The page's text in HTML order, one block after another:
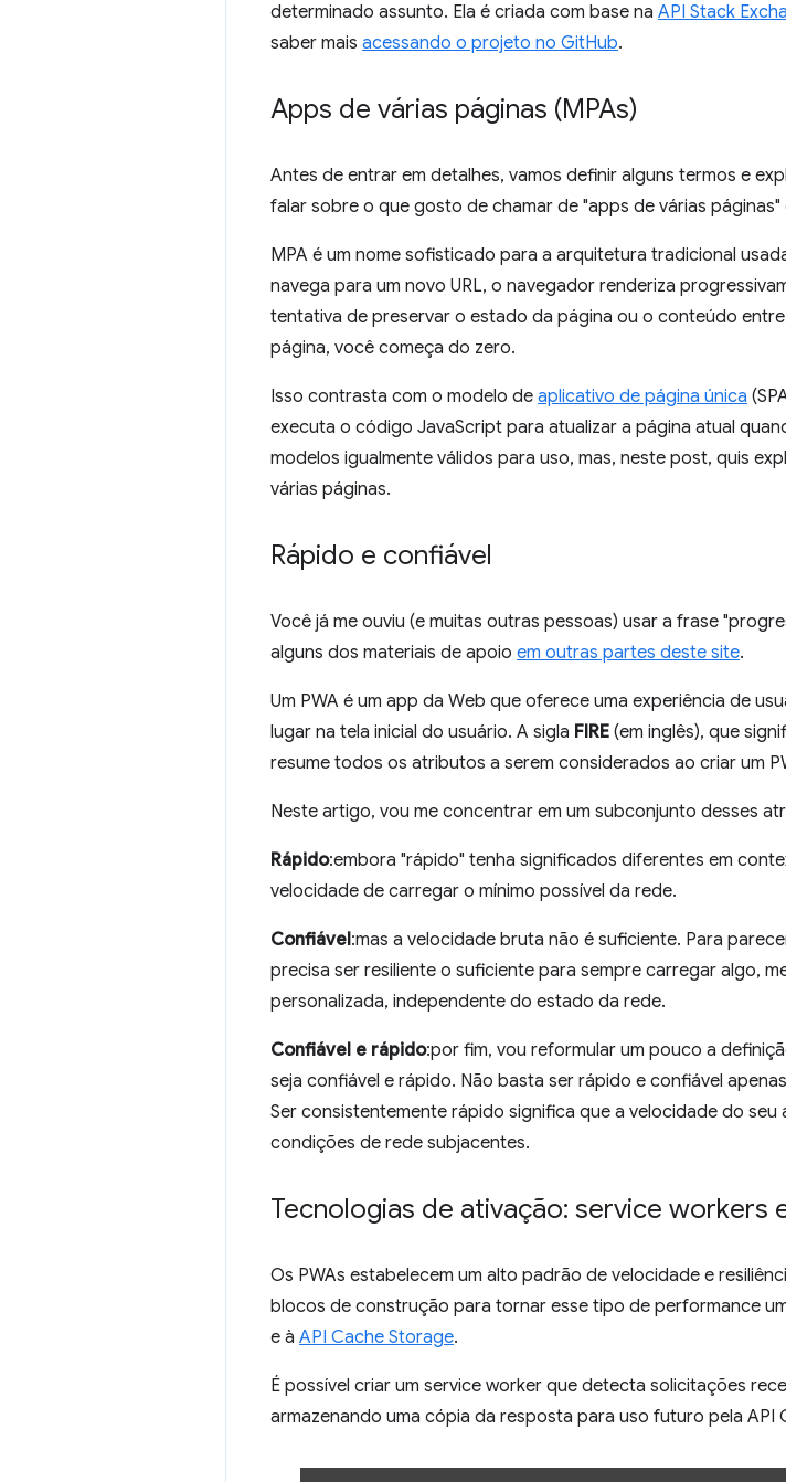
determinado assunto. Ela é criada com base na API Stack
saber mais acessando o projeto no GitHub.
Apps de várias páginas (MPAs)
Antes de entrar em detalhes, vamos definir alguns termos e
falar sobre o que gosto de chamar de "apps de várias páginas"
MPA é um nome sofisticado para a arquitetura tradicional
navega para um novo URL, o navegador renderiza
tentativa de preservar o estado da página ou o conteúdo
página, você começa do zero.
Isso contrasta com o modelo de aplicativo de página única
executa o código JavaScript para atualizar a página atual
modelos igualmente válidos para uso, mas, neste post, quis
várias páginas.
Rápido e confiável
Você já me ouviu (e muitas outras pessoas) usar a frase
alguns dos materiais de apoio em outras partes deste site.
Um PWA é um app da Web que oferece uma experiência de
lugar na tela inicial do usuário. A sigla FIRE (em inglês), que
resume todos os atributos a serem considerados ao criar um
Neste artigo, vou me concentrar em um subconjunto desses
Rápido:embora "rápido" tenha significados diferentes em
velocidade de carregar o mínimo possível da rede.
Confiável:mas a velocidade bruta não é suficiente. Para
precisa ser resiliente o suficiente para sempre carregar algo,
personalizada, independente do estado da rede.
Confiável e rápido:por fim, vou reformular um pouco a
seja confiável e rápido. Não basta ser rápido e confiável
Ser consistentemente rápido significa que a velocidade do
condições de rede subjacentes.
Tecnologias de ativação: service workers
Os PWAs estabelecem um alto padrão de velocidade e
blocos de construção para tornar esse tipo de performance
e à API Cache Storage.
É possível criar um service worker que detecta solicitações
armazenando uma cópia da resposta para uso futuro pela API